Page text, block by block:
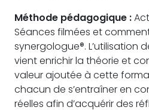
Méthode pédagogique :
Séances filmées et
synergologue®. L’utilisation
vient enrichir la théorie et
valeur ajoutée à cette
chacun de s’entraîner en
réelles afin d’acquérir des